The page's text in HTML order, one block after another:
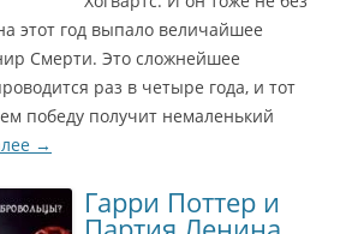
этот год выпало величайшее
Смерти. Это сложнейшее
раз в четыре года, и тот
победу получит немаленький
→
Гарри Поттер и